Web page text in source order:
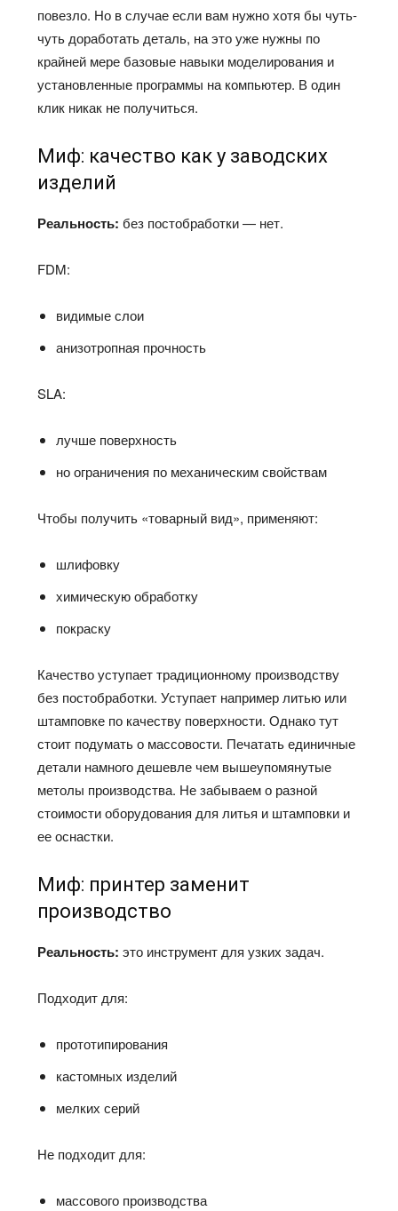
повезло. Но в случае если вам нужно хотя бы чуть-
чуть доработать деталь, на это уже нужны по
крайней мере базовые навыки моделирования и
установленные программы на компьютер. В один
клик никак не получиться.
Миф: качество как у заводских
изделий
Реальность: без постобработки — нет.
FDM:
видимые слои
анизотропная прочность
SLA:
лучше поверхность
но ограничения по механическим свойствам
Чтобы получить «товарный вид», применяют:
шлифовку
химическую обработку
покраску
Качество уступает традиционному производству
без постобработки. Уступает например литью или
штамповке по качеству поверхности. Однако тут
стоит подумать о массовости. Печатать единичные
детали намного дешевле чем вышеупомянутые
метолы производства. Не забываем о разной
стоимости оборудования для литья и штамповки и
ее оснастки.
Миф: принтер заменит
производство
Реальность: это инструмент для узких задач.
Подходит для:
прототипирования
кастомных изделий
мелких серий
Не подходит для:
массового производства